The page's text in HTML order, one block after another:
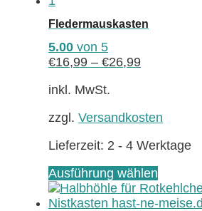
der
gewählt
werden
Fledermauskasten
5.00 von 5
€16,99 – €26,99
inkl. MwSt.
zzgl. Versandkosten
Lieferzeit: 2 - 4 Werktage
Ausführung wählen
Produkt
weist